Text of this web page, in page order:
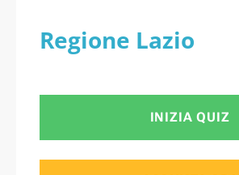
Regione Lazio
INIZIA QUIZ